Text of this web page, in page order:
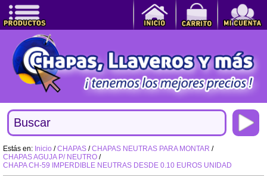
Estás en: Inicio /CHAPAS /CHAPAS NEUTRAS PARA MONTAR /
CHAPAS AGUJA P/ NEUTRO /
CHAPA CH-59 IMPERDIBLE NEUTRAS DESDE 0.10 EUROS UNIDAD